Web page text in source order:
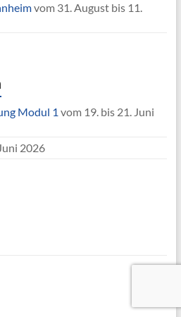
vom 31. August bis 11.
Modul 1 vom 19. bis 21. Juni
2026